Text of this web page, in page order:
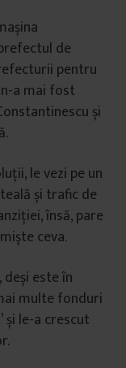
de
pentru
a mai fost
și
le vezi pe un
și trafic de
însă, pare
ceva.
este în
multe fonduri
și le-a crescut